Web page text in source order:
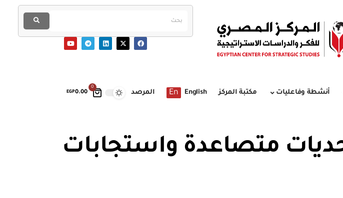
0
EGP0.00 أنشطة وفاعليات مكتبة المركز English
En المرصد
متصاعدة واستجابات